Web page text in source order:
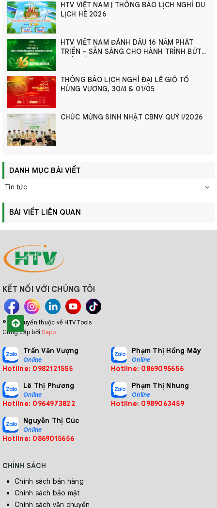
HTV VIỆT NAM | THÔNG BÁO LỊCH NGHỈ DU
LỊCH HÈ 2026
HTV VIỆT NAM ĐÁNH DẤU 16 NĂM PHÁT
TRIỂN – SẴN SÀNG CHO HÀNH TRÌNH BỨT
THÔNG BÁO LỊCH NGHỈ ĐẠI LỄ GIỖ TỔ
HÙNG VƯƠNG, 30/4 & 01/05
CHÚC MỪNG SINH NHẬT CBNV QUÝ I/2026
DANH MỤC BÀI VIẾT
Tin tức
BÀI VIẾT LIÊN QUAN
KẾT NỐI VỚI CHÚNG TÔI
© Bản quyền thuộc về HTV Tools
Cung cấp bởiSapo
Trần Văn Vượng
Online
Hotline: 0982121555
Phạm Thị Hồng Mây
Online
Hotline: 0869095656
Lê Thị Phương
Online
Hotline: 0964973822
Phạm Thị Nhung
Online
Hotline: 0989063459
Nguyễn Thị Cúc
Online
Hotline: 0869015656
CHÍNH SÁCH
Chính sách bán hàng
Chính sách bảo mật
Chính sách vận chuyển